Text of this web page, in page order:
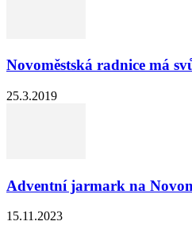
Novoměstská radnice má
25.3.2019
Adventní jarmark na
15.11.2023